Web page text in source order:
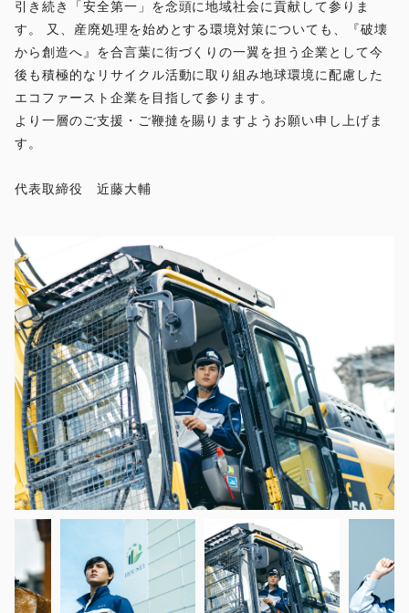
引き続き「安全第一」を念頭に地域社会に貢献して参りま
す。 又、産廃処理を始めとする環境対策についても、『破壊
から創造へ』を合言葉に街づくりの一翼を担う企業として今
後も積極的なリサイクル活動に取り組み地球環境に配慮した
エコファースト企業を目指して参ります。
より一層のご支援・ご鞭撻を賜りますようお願い申し上げま
す。
代表取締役 近藤大輔